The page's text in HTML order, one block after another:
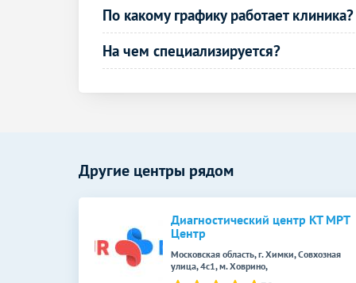
УЗИ простаты (предстательной железы)
трансабдоминально
УЗИ отдельных органов,
конечностей, зон, отделов тела
УЗИ селезенки
УЗИ вилочковой железы
Эхокардиография (УЗИ сердца)
УЗИ лимфатических узлов
По какому графику работает клиника?
На чем специализируется?
Другие центры рядом
Диагностический центр КТ МРТ
Центр
Московская область, г. Химки, Совхозная
улица, 4с1, м. Ховрино,